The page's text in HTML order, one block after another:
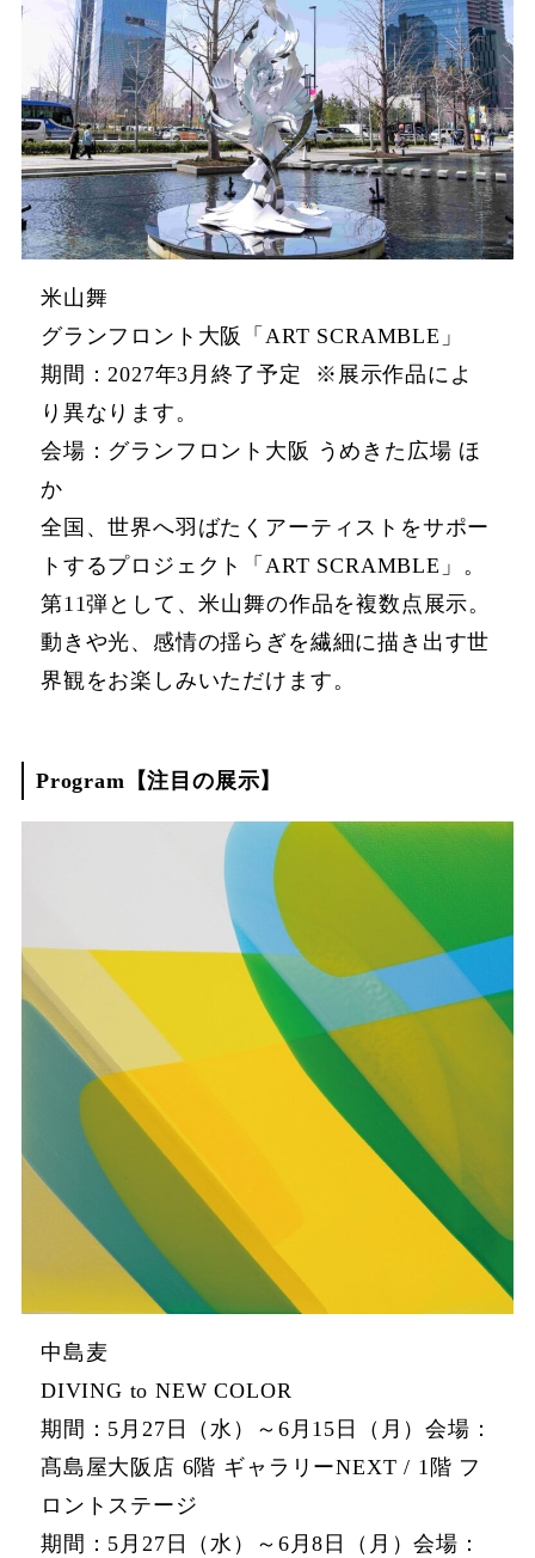
米山舞
グランフロント大阪「ART SCRAMBLE」
期間：2027年3月終了予定 ※展示作品によ
り異なります。
会場：グランフロント大阪 うめきた広場 ほ
か
全国、世界へ羽ばたくアーティストをサポー
トするプロジェクト「ART SCRAMBLE」。
第11弾として、米山舞の作品を複数点展示。
動きや光、感情の揺らぎを繊細に描き出す世
界観をお楽しみいただけます。
Program【注目の展示】
中島麦
DIVING to NEW COLOR
期間：5月27日（水）～6月15日（月）会場：
髙島屋大阪店 6階 ギャラリーNEXT / 1階 フ
ロントステージ
期間：5月27日（水）～6月8日（月）会場：